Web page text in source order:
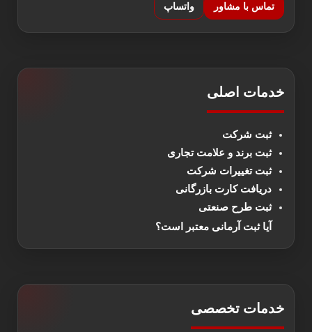
تماس با مشاور واتساپ
خدمات اصلی
ثبت شرکت
ثبت برند و علامت تجاری
ثبت تغییرات شرکت
دریافت کارت بازرگانی
ثبت طرح صنعتی
آیا ثبت آرمانی معتبر است؟
خدمات تخصصی